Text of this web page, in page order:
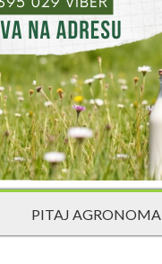
PITAJ AGRONOMA